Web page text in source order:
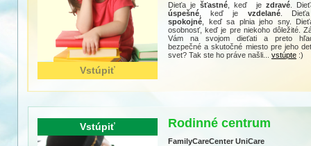
Vstúpiť
Dieťa ješťastné , keď je zdravé.
úspešné , keď je vzdelané.
spokojné , keď sa plnia jeho sny.
osobnosť, keď je pre niekoho dôležité.
Vám na svojom dieťati a preto
bezpečné a skutočné miesto pre jeho
svet? Tak ste ho práve našli... vstúpte :)
Vstúpiť Rodinné centrum
FamilyCareCenter UniCare